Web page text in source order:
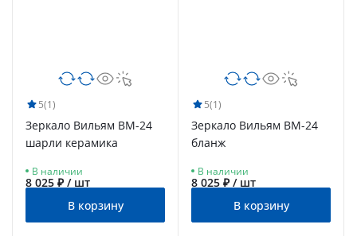
5(1)
Зеркало Вильям ВМ-24
шарли керамика
В наличии
8 025 ₽ / шт
В корзину
5(1)
Зеркало Вильям ВМ-24
бланж
В наличии
8 025 ₽ / шт
В корзину